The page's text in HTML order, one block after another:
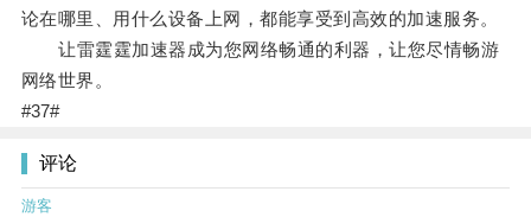
论在哪里、用什么设备上网，都能享受到高效的加速服务。
让雷霆霆加速器成为您网络畅通的利器，让您尽情畅游
网络世界。
#37#
评论
游客